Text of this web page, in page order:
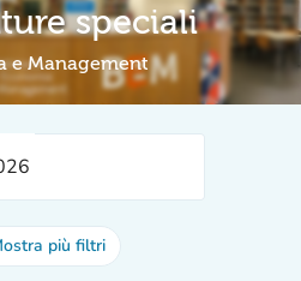
speciali
e Management
più filtri